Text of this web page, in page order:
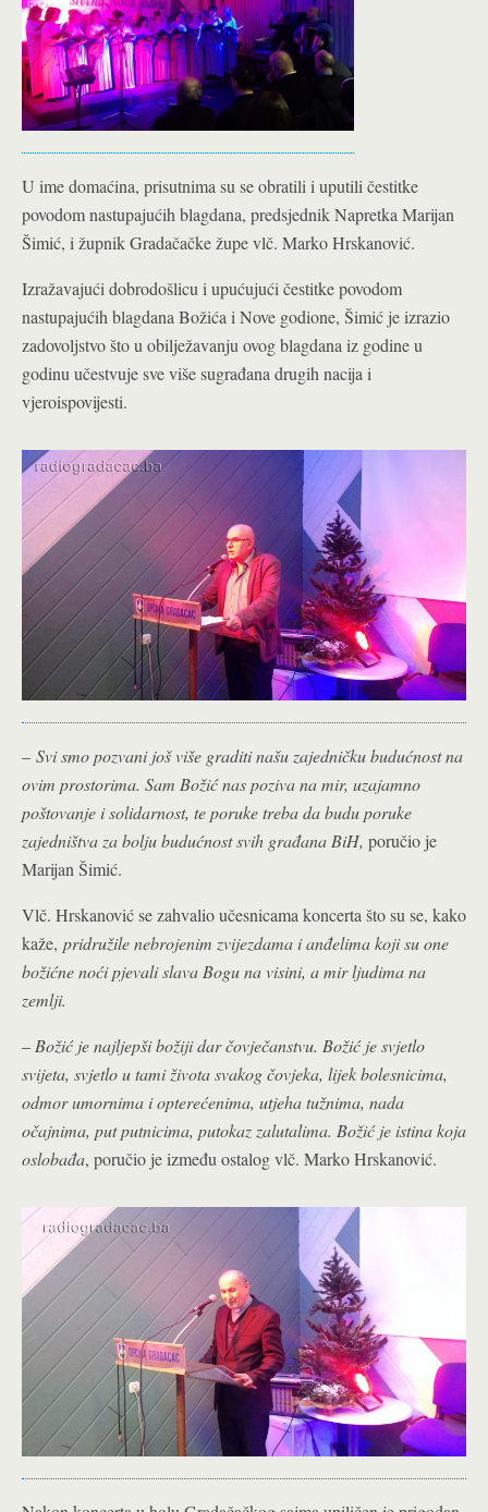
U ime domaćina, prisutnima su se obratili i uputili čestitke
povodom nastupajućih blagdana, predsjednik Napretka Marijan
Šimić, i župnik Gradačačke župe vlč. Marko Hrskanović.
Izražavajući dobrodošlicu i upućujući čestitke povodom
nastupajućih blagdana Božića i Nove godione, Šimić je izrazio
zadovoljstvo što u obilježavanju ovog blagdana iz godine u
godinu učestvuje sve više sugrađana drugih nacija i
vjeroispovijesti.
– Svi smo pozvani još više graditi našu zajedničku budućnost na
ovim prostorima. Sam Božić nas poziva na mir, uzajamno
poštovanje i solidarnost, te poruke treba da budu poruke
zajedništva za bolju budućnost svih građana BiH, poručio je
Marijan Šimić.
Vlč. Hrskanović se zahvalio učesnicama koncerta što su se, kako
kaže, pridružile nebrojenim zvijezdama i anđelima koji su one
božićne noći pjevali slava Bogu na visini, a mir ljudima na
zemlji.
– Božić je najljepši božiji dar čovječanstvu. Božić je svjetlo
svijeta, svjetlo u tami života svakog čovjeka, lijek bolesnicima,
odmor umornima i opterećenima, utjeha tužnima, nada
očajnima, put putnicima, putokaz zalutalima. Božić je istina koja
oslobađa, poručio je između ostalog vlč. Marko Hrskanović.